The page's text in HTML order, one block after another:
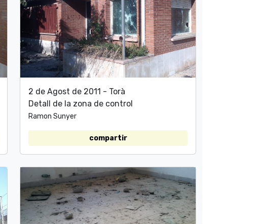
2 de Agost de 2011 - Torà
Detall de la zona de control
Ramon Sunyer
compartir